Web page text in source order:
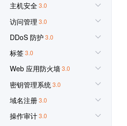
主机安全3.0
访问管理 3.0
DDoS 防护 3.0
标签3.0
Web 应用防火墙3.0
密钥管理系统3.0
域名注册3.0
操作审计3.0